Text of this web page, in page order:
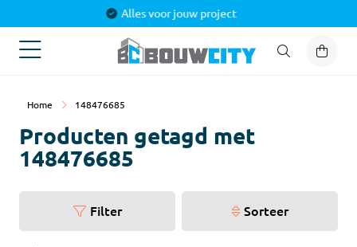
Alles voor jouw project
Home 148476685
Producten getagd met
148476685
Filter Sorteer